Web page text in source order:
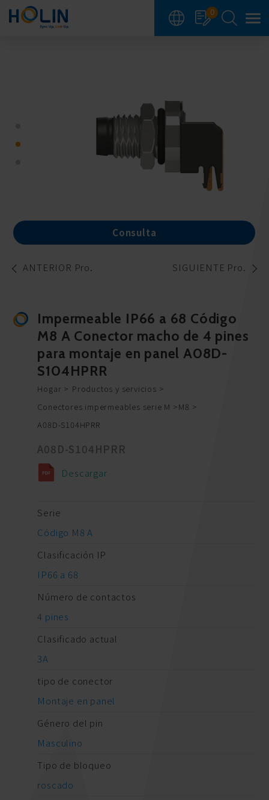
0
Consulta
ANTERIOR Pro. SIGUIENTE Pro.
Impermeable IP66 a 68 Código
M8 A Conector macho de 4 pines
para montaje en panel A08D-
S104HPRR
Hogar
Productos y servicios
Conectores impermeables serie M
M8
A08D-S104HPRR
A08D-S104HPRR
Descargar
Serie
Código M8 A
Clasificación IP
IP66 a 68
Número de contactos
4 pines
Clasificado actual
3A
tipo de conector
Montaje en panel
Género del pin
Masculino
Tipo de bloqueo
roscado
Panel de gestión de cookies